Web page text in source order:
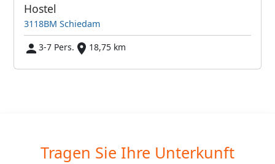
Hostel
3118BM Schiedam
3-7 Pers.
18,75 km
Tragen Sie Ihre Unterkunft